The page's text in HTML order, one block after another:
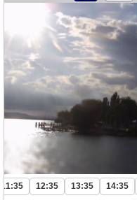
11:35 12:35 13:35 14:35